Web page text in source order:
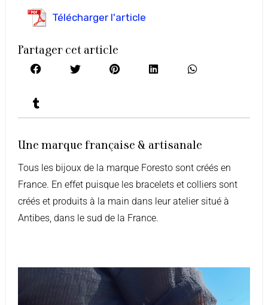
Télécharger l'article
Partager cet article
Une marque française & artisanale
Tous les bijoux de la marque Foresto sont créés en
France. En effet puisque les bracelets et colliers sont
créés et produits à la main dans leur atelier situé à
Antibes, dans le sud de la France.